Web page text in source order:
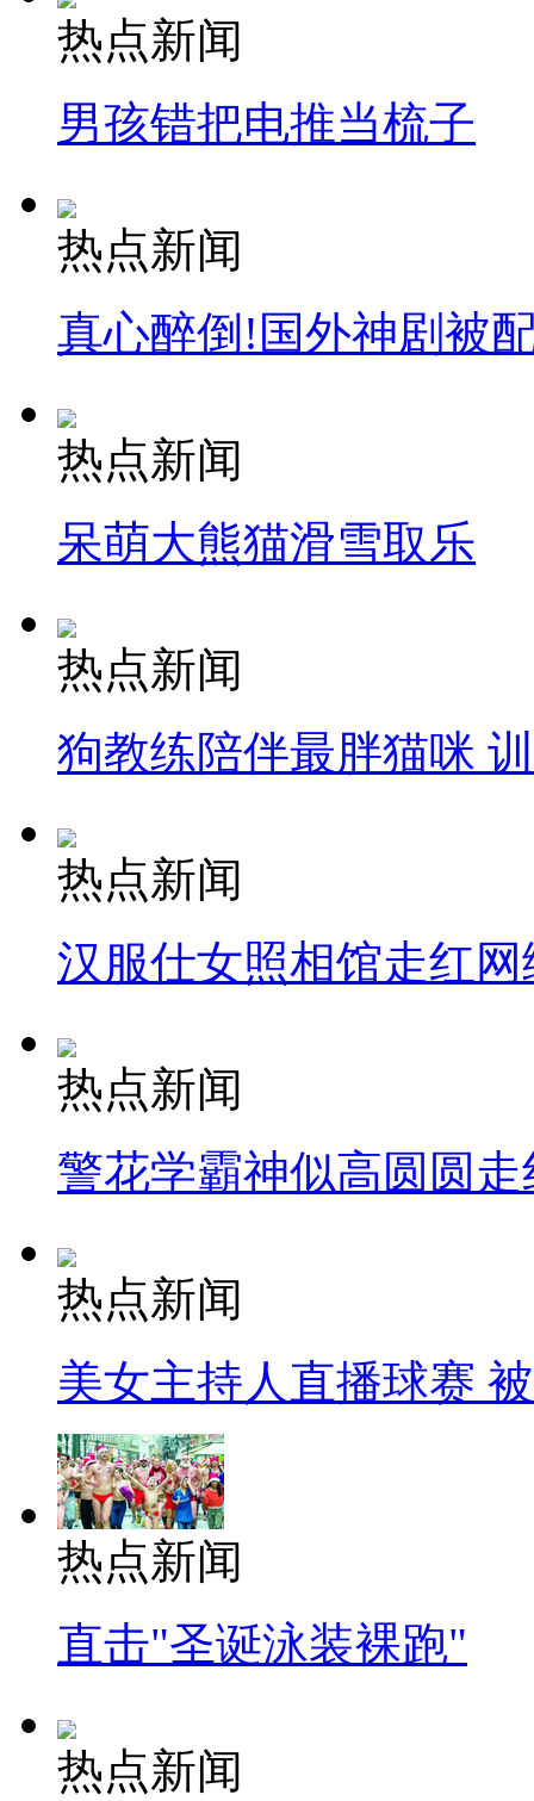
热点新闻
男孩错把电推当梳子
热点新闻
真心醉倒!国外神剧被
热点新闻
呆萌大熊猫滑雪取乐
热点新闻
狗教练陪伴最胖猫咪
热点新闻
汉服仕女照相馆走红网
热点新闻
警花学霸神似高圆圆走
热点新闻
美女主持人直播球赛
热点新闻
直击"圣诞泳装裸跑"
热点新闻